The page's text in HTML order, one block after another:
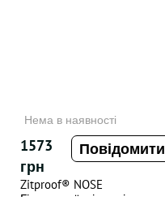
Нема в наявності
1573
грн
Повідомити
Zitproof® NOSE
Гідроколоїдні патчі для